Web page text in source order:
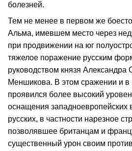
болезней.
Тем не менее в первом же
Альма, имевшем место через
при продвижении на юг
тяжелое поражение русским
руководством князя Александра
Меншикова. В этом сражении и
проявился более высокий
оснащения западноевропейских
русских, в частности нарезное
позволявшее британцам и
существенный урон своим